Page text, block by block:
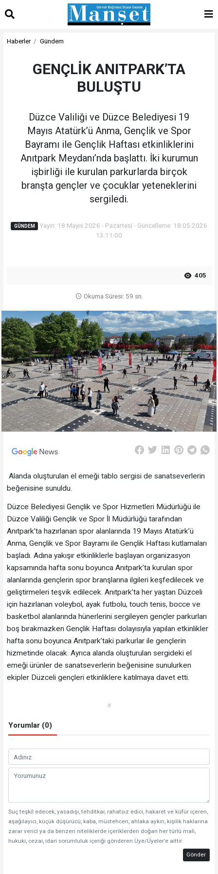
Haberler Gündem
GENÇLİK ANITPARK’TA
BULUŞTU
Düzce Valiliği ve Düzce Belediyesi 19
Mayıs Atatürk’ü Anma, Gençlik ve Spor
Bayramı ile Gençlik Haftası etkinliklerini
Anıtpark Meydanı’nda başlattı. İki kurumun
işbirliği ile kurulan parkurlarda birçok
branşta gençler ve çocuklar yeteneklerini
sergiledi.
GÜNDEM
Yayın: 18 Mayıs 2026 - Pazartesi - Güncelleme: 18.05.2026
13:11:00
405
Okuma Süresi: 59 sn.
Alanda oluşturulan el emeği tablo sergisi de sanatseverlerin
beğenisine sunuldu.
Düzce Belediyesi Gençlik ve Spor Hizmetleri Müdürlüğü ile
Düzce Valiliği Gençlik ve Spor İl Müdürlüğü tarafından
Anıtpark’ta hazırlanan spor alanlarında 19 Mayıs Atatürk’ü
Anma, Gençlik ve Spor Bayramı ile Gençlik Haftası kutlamaları
başladı. Adına yakışır etkinliklerle başlayan organizasyon
kapsamında hafta sonu boyunca Anıtpark’ta kurulan spor
alanlarında gençlerin spor branşlarına ilgileri keşfedilecek ve
geliştirmeleri teşvik edilecek. Anıtpark’ta her yaştan Düzceli
için hazırlanan voleybol, ayak futbolu, touch tenis, bocce ve
basketbol alanlarında hünerlerini sergileyen gençler parkurları
boş bırakmazken Gençlik Haftası dolayısıyla yapılan etkinlikler
hafta sonu boyunca Anıtpark’taki parkurlar ile gençlerin
hizmetinde olacak. Ayrıca alanda oluşturulan sergideki el
emeği ürünler de sanatseverlerin beğenisine sunulurken
ekipler Düzceli gençleri etkinliklere katılmaya davet etti.
#
Yorumlar (0)
Suç teşkil edecek, yasadışı, tehditkar, rahatsız edici, hakaret ve küfür içeren,
aşağılayıcı, küçük düşürücü, kaba, müstehcen, ahlaka aykırı, kişilik haklarına
zarar verici ya da benzeri niteliklerde içeriklerden doğan her türlü mali,
hukuki, cezai, idari sorumluluk içeriği gönderen Üye/Üyeler’e aittir.
Gönder